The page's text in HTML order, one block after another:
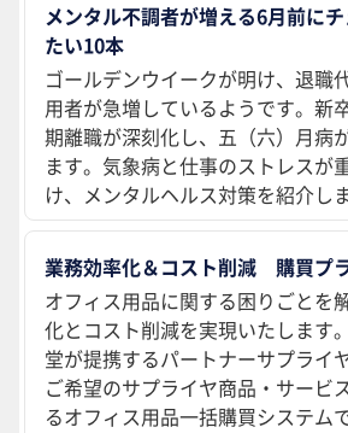
メンタル不調者が増える6月前に
たい10本
ゴールデンウイークが明け、退職
用者が急増しているようです。新
期離職が深刻化し、五（六）月病
ます。気象病と仕事のストレスが
け、メンタルヘルス対策を紹介しま
業務効率化＆コスト削減 購買プ
オフィス用品に関する困りごとを
化とコスト削減を実現いたします
堂が提携するパートナーサプライ
ご希望のサプライヤ商品・サービ
るオフィス用品一括購買システムで